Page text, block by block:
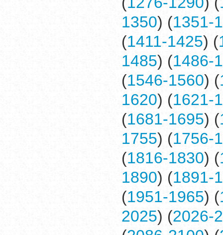
1350) (1351-
(1411-1425) (
1485) (1486-
(1546-1560) (
1620) (1621-
(1681-1695) (
1755) (1756-
(1816-1830) (
1890) (1891-
(1951-1965) (
2025) (2026-